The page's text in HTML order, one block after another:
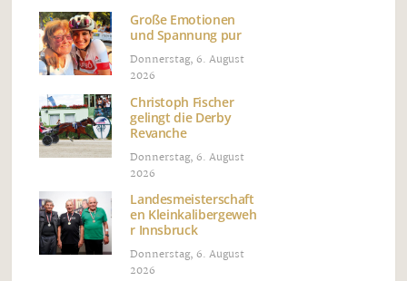
Große Emotionen
und Spannung pur
Donnerstag, 6. August
2026
Christoph Fischer
gelingt die Derby
Revanche
Donnerstag, 6. August
2026
Landesmeisterschaft
en Kleinkalibergeweh
r Innsbruck
Donnerstag, 6. August
2026